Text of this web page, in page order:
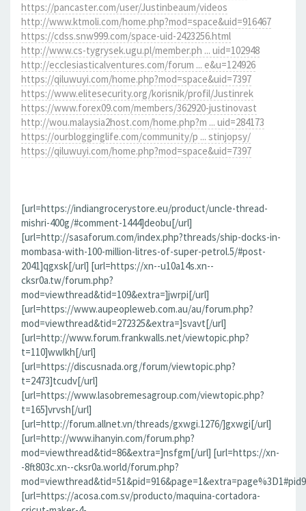
https://pancaster.com/user/Justinbeaum/videos
http://www.ktmoli.com/home.php?mod=space&uid=916467
https://cdss.snw999.com/space-uid-2423256.html
http://www.cs-tygrysek.ugu.pl/member.ph ... uid=102948
http://ecclesiasticalventures.com/forum ... e&u=124926
https://qiluwuyi.com/home.php?mod=space&uid=7397
https://www.elitesecurity.org/korisnik/profil/Justinrek
https://www.forex09.com/members/362920-justinovast
http://wou.malaysia2host.com/home.php?m ... uid=284173
https://ourblogginglife.com/community/p ... stinjopsy/
https://qiluwuyi.com/home.php?mod=space&uid=7397
[url=https://indiangrocerystore.eu/product/uncle-thread-
mishri-400g/#comment-1444]deobu[/url]
[url=http://sasaforum.com/index.php?threads/ship-docks-in-
mombasa-with-100-million-litres-of-super-petrol.5/#post-
2041]qgxsk[/url] [url=https://xn--u10a14s.xn--
cksr0a.tw/forum.php?
mod=viewthread&tid=109&extra=]jwrpi[/url]
[url=https://www.aupeopleweb.com.au/au/forum.php?
mod=viewthread&tid=272325&extra=]svavt[/url]
[url=http://www.forum.frankwalls.net/viewtopic.php?
t=110]wwlkh[/url]
[url=https://discusnada.org/forum/viewtopic.php?
t=2473]tcudv[/url]
[url=https://www.lasobremesagroup.com/viewtopic.php?
t=165]vrvsh[/url]
[url=http://forum.allnet.vn/threads/gxwgi.1276/]gxwgi[/url]
[url=http://www.ihanyin.com/forum.php?
mod=viewthread&tid=86&extra=]nsfgm[/url] [url=https://xn-
-8ft803c.xn--cksr0a.world/forum.php?
[url=https://acosa.com.sv/producto/maquina-cortadora-